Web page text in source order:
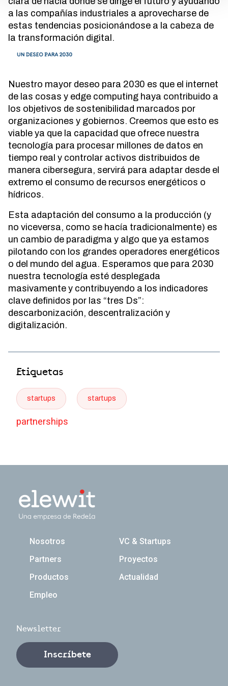
a las compañías industriales a aprovecharse de
estas tendencias posicionándose a la cabeza de
la transformación digital.
Nuestro mayor deseo para 2030 es que el internet
de las cosas y edge computing haya contribuido a
los objetivos de sostenibilidad marcados por
organizaciones y gobiernos. Creemos que esto es
viable ya que la capacidad que ofrece nuestra
tecnología para procesar millones de datos en
tiempo real y controlar activos distribuidos de
manera cibersegura, servirá para adaptar desde el
extremo el consumo de recursos energéticos o
hídricos.
Esta adaptación del consumo a la producción (y
no viceversa, como se hacía tradicionalmente) es
un cambio de paradigma y algo que ya estamos
pilotando con los grandes operadores energéticos
o del mundo del agua. Esperamos que para 2030
nuestra tecnología esté desplegada
masivamente y contribuyendo a los indicadores
clave definidos por las “tres Ds”:
descarbonización, descentralización y
digitalización.
Etiquetas
startups startups
partnerships
Navegación principal
Nosotros
VC & Startups
Partners
Proyectos
Productos
Actualidad
Empleo
Newsletter
Inscríbete